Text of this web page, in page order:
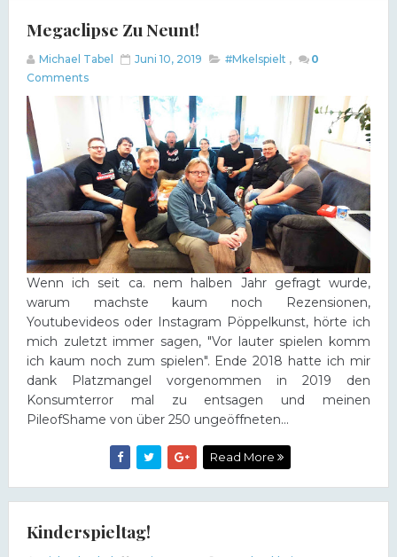
Megaclipse Zu Neunt!
Michael Tabel Juni 10, 2019 #Mkelspielt ,
0
Comments
Wenn ich seit ca. nem halben Jahr gefragt wurde,
warum machste kaum noch Rezensionen,
Youtubevideos oder Instagram Pöppelkunst, hörte ich
mich zuletzt immer sagen, "Vor lauter spielen komm
ich kaum noch zum spielen". Ende 2018 hatte ich mir
dank Platzmangel vorgenommen in 2019 den
Konsumterror mal zu entsagen und meinen
PileofShame von über 250 ungeöffneten...
Read More
Kinderspieltag!